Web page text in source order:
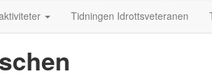
Tidningen Idrottsveteranen